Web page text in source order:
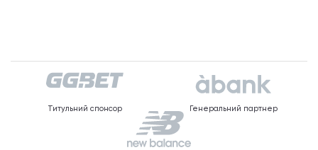
Титульний спонсор Генеральний партнер